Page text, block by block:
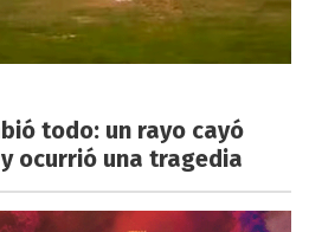
todo: un rayo cayó
ocurrió una tragedia